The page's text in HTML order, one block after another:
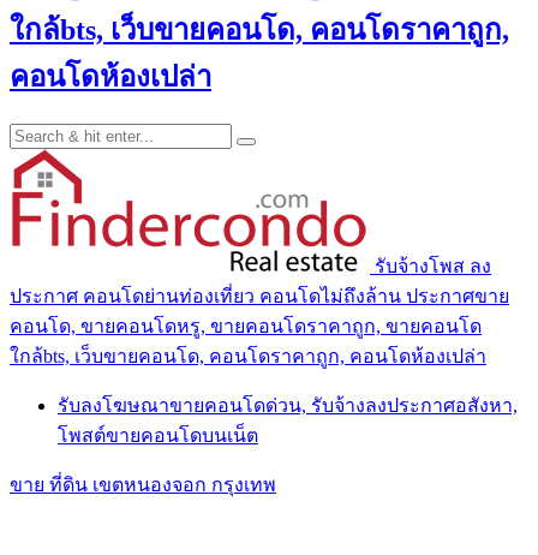
ใกล้bts, เว็บขายคอนโด, คอนโดราคาถูก,
คอนโดห้องเปล่า
รับจ้างโพส ลง
ประกาศ คอนโดย่านท่องเที่ยว คอนโดไม่ถึงล้าน ประกาศขาย
คอนโด, ขายคอนโดหรู, ขายคอนโดราคาถูก, ขายคอนโด
ใกล้bts, เว็บขายคอนโด, คอนโดราคาถูก, คอนโดห้องเปล่า
รับลงโฆษณาขายคอนโดด่วน, รับจ้างลงประกาศอสังหา,
โพสต์ขายคอนโดบนเน็ต
ขาย ที่ดิน เขตหนองจอก กรุงเทพ